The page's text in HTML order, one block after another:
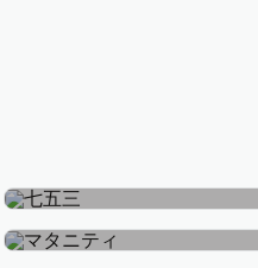
七五三